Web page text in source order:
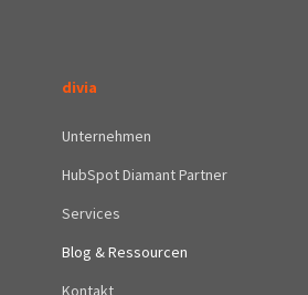
divia
Unternehmen
HubSpot Diamant Partner
Services
Blog & Ressourcen
Kontakt